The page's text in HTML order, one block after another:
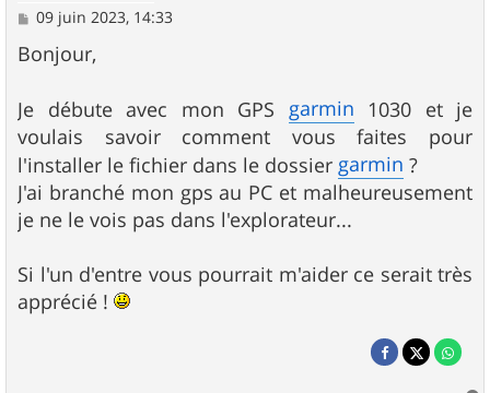
M
s
s
g
e
09 juin 2023, 14:33
Bonjour,
Je débute avec mon GPS garmin 1030 et je
voulais savoir comment vous faites pour
l'installer le fichier dans le dossier garmin ?
J'ai branché mon gps au PC et malheureusement
je ne le vois pas dans l'explorateur...
Si l'un d'entre vous pourrait m'aider ce serait très
apprécié !